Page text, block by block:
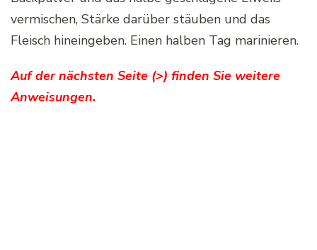
vermischen, Stärke darüber stäuben und das
Fleisch hineingeben. Einen halben Tag marinieren.
Auf der nächsten Seite (>) finden Sie weitere
Anweisungen.